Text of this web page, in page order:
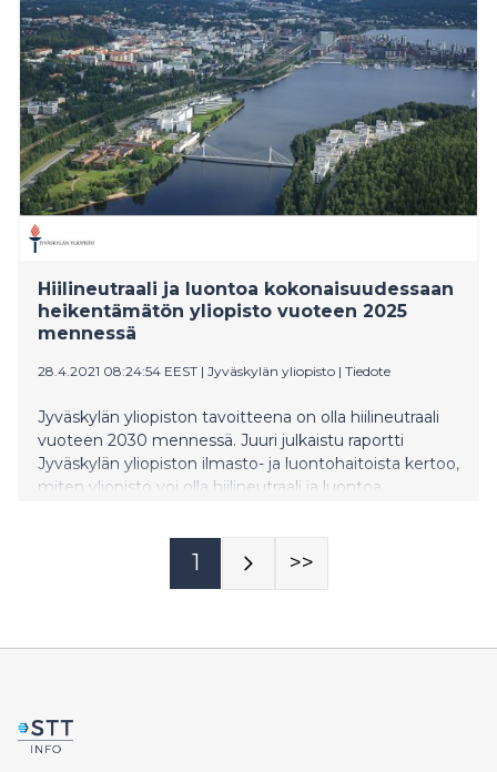
Hiilineutraali ja luontoa kokonaisuudessaan
heikentämätön yliopisto vuoteen 2025
mennessä
28.4.2021 08:24:54 EEST | Jyväskylän yliopisto | Tiedote
Jyväskylän yliopiston tavoitteena on olla hiilineutraali
vuoteen 2030 mennessä. Juuri julkaistu raportti
Jyväskylän yliopiston ilmasto- ja luontohaitoista kertoo,
miten yliopisto voi olla hiilineutraali ja luontoa
1 >>